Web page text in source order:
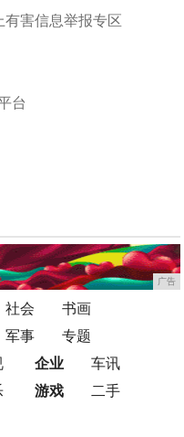
有害信息举报专区
台
广告
社会
书画
军事
专题
企业
车讯
游戏
二手